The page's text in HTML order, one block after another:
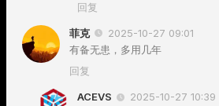
回复
菲克
2025-10-27 09:01
有备无患，多用几年
回复
ACEVS
2025-10-27 10:39